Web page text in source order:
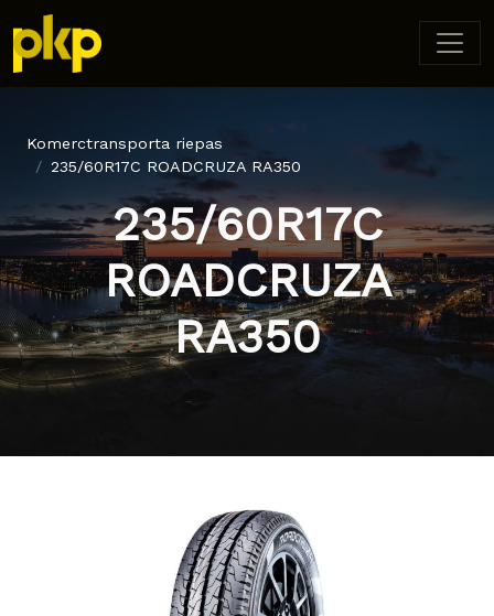
Komerctransporta riepas
235/60R17C ROADCRUZA RA350
235/60R17C
ROADCRUZA
RA350